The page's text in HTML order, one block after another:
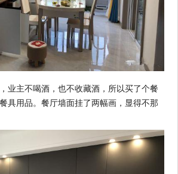
业主不喝酒，也不收藏酒，所以买了个餐
具用品。餐厅墙面挂了两幅画，显得不那